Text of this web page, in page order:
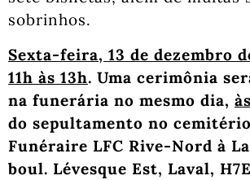
sobrinhos.
Sexta-feira, 13 de dezembro
11h às 13h. Uma cerimônia
na funerária no mesmo dia,
do sepultamento no
Funéraire LFC Rive-Nord à
boul. Lévesque Est, Laval,